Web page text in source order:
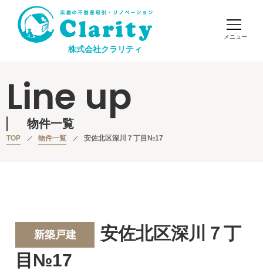
株式会社クラリティ
Line up
物件一覧
TOP 物件一覧 安佐北区深川７丁目№17
新築戸建
安佐北区深川７丁
目№17